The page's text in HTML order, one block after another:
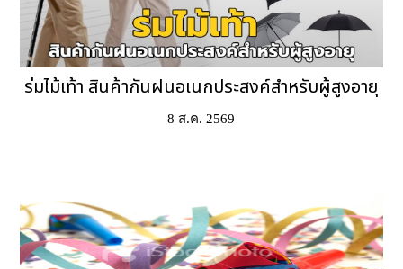
ร่มไม้เท้า สินค้ากันฝนอเนกประสงค์สำหรับผู้สูงอายุ
8 ส.ค. 2569